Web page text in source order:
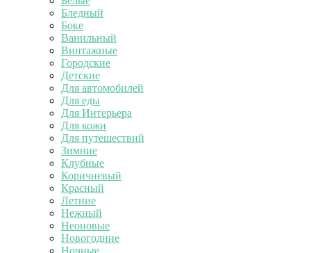
Бледный
Боке
Ванильный
Винтажные
Городские
Детские
Для автомобилей
Для еды
Для Интерьера
Для кожи
Для путешествий
Зимние
Клубные
Коричневый
Красный
Летние
Нежный
Неоновые
Новогодние
Ночные